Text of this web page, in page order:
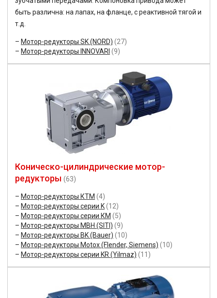
быть различна: на лапах, на фланце, с реактивной тягой и
т.д.
Мотор-редукторы SK (NORD) (27)
Мотор-редукторы INNOVARI (9)
Коническо-цилиндрические мотор-
редукторы (63)
Мотор-редукторы КТМ (4)
Мотор-редукторы серии K(12)
Мотор-редукторы серии КМ (5)
Мотор-редукторы MBH (SITI) (9)
Мотор-редукторы BK (Bauer) (10)
Мотор-редукторы Motox (Flender, Siemens) (10)
Мотор-редукторы серии KR (Yilmaz) (11)